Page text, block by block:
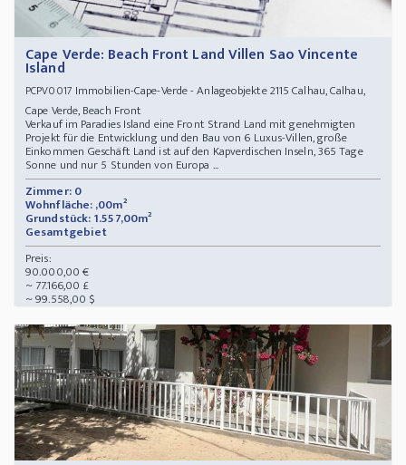
Cape Verde: Beach Front Land Villen Sao Vincente
Island
PCPV0017 Immobilien-Cape-Verde - Anlageobjekte 2115 Calhau, Calhau,
Cape Verde, Beach Front
Verkauf im Paradies Island eine Front Strand Land mit genehmigten
Projekt für die Entwicklung und den Bau von 6 Luxus-Villen, große
Einkommen Geschäft Land ist auf den Kapverdischen Inseln, 365 Tage
Sonne und nur 5 Stunden von Europa ...
Zimmer: 0
Wohnfläche: ,00m²
Grundstück: 1.557,00m²
Gesamtgebiet
Preis:
90.000,00 €
~ 77.166,00 £
~ 99.558,00 $